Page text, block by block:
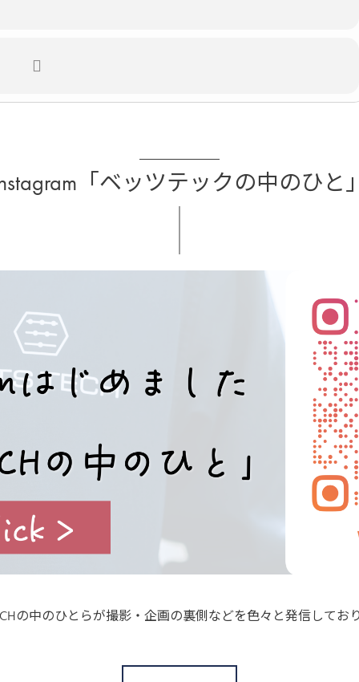
「ベッツテックの中のひと
の中のひとらが撮影・企画の裏側などを色々と発信してお